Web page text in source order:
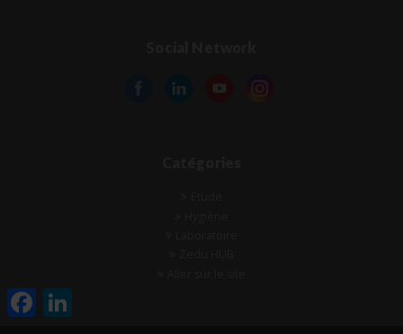
Facebook